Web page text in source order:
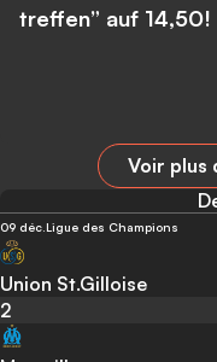
treffen” auf 14,50!
Voir plus
09 déc.Ligue des Champions
Union St.Gilloise
2